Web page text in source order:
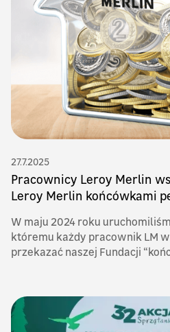
27.7.2025
Pracownicy Leroy Merlin
Leroy Merlin końcówkami
W maju 2024 roku
któremu każdy pracownik LM
przekazać naszej Fundacji